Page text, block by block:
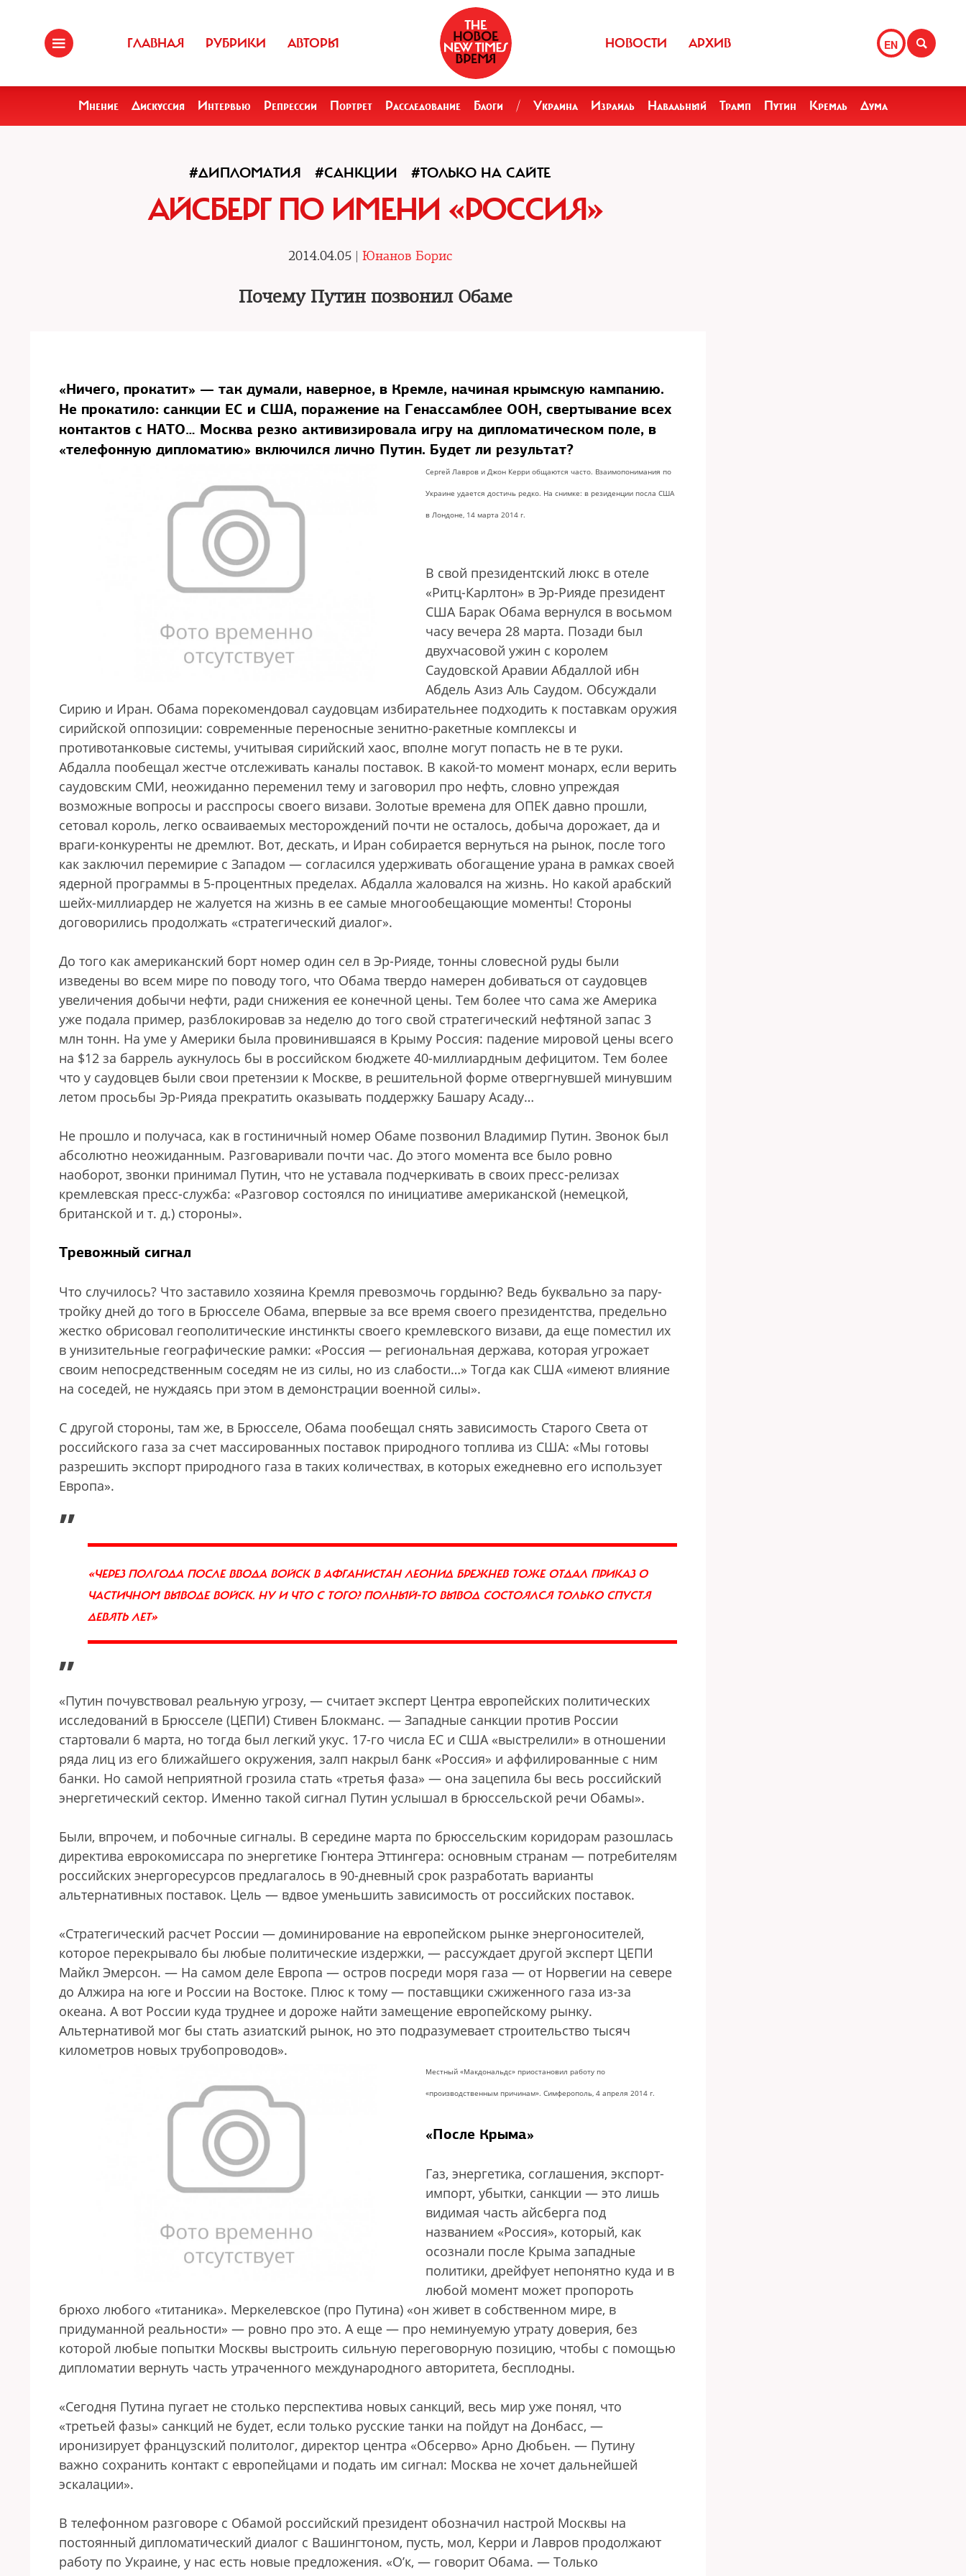
ГЛАВНАЯ РУБРИКИ АВТОРЫ EN
НОВОСТИ АРХИВ
Мнение Дискуссия Интервью Репрессии Портрет Расследование Блоги / Украина Израиль Навальный Трамп Путин Кремль Дума
#ДИПЛОМАТИЯ #САНКЦИИ #ТОЛЬКО НА САЙТЕ
АЙСБЕРГ ПО ИМЕНИ «РОССИЯ»
2014.04.05 | Юнанов Борис
Почему Путин позвонил Обаме
«Ничего, прокатит» — так думали, наверное, в Кремле, начиная крымскую кампанию.
Не прокатило: санкции ЕС и США, поражение на Генассамблее ООН, свертывание всех
контактов с НАТО… Москва резко активизировала игру на дипломатическом поле, в
«телефонную дипломатию» включился лично Путин. Будет ли результат?
Сергей Лавров и Джон Керри общаются часто. Взаимопонимания по
Украине удается достичь редко. На снимке: в резиденции посла США
в Лондоне, 14 марта 2014 г.
В свой президентский люкс в отеле
«Ритц-Карлтон» в Эр-Рияде президент
США Барак Обама вернулся в восьмом
часу вечера 28 марта. Позади был
двухчасовой ужин с королем
Саудовской Аравии Абдаллой ибн
Абдель Азиз Аль Саудом. Обсуждали
Сирию и Иран. Обама порекомендовал саудовцам избирательнее подходить к поставкам оружия
сирийской оппозиции: современные переносные зенитно-ракетные комплексы и
противотанковые системы, учитывая сирийский хаос, вполне могут попасть не в те руки.
Абдалла пообещал жестче отслеживать каналы поставок. В какой-то момент монарх, если верить
саудовским СМИ, неожиданно переменил тему и заговорил про нефть, словно упреждая
возможные вопросы и расспросы своего визави. Золотые времена для ОПЕК давно прошли,
сетовал король, легко осваиваемых месторождений почти не осталось, добыча дорожает, да и
враги-конкуренты не дремлют. Вот, дескать, и Иран собирается вернуться на рынок, после того
как заключил перемирие с Западом — согласился удерживать обогащение урана в рамках своей
ядерной программы в 5-процентных пределах. Абдалла жаловался на жизнь. Но какой арабский
шейх-миллиардер не жалуется на жизнь в ее самые многообещающие моменты! Стороны
договорились продолжать «стратегический диалог».
До того как американский борт номер один сел в Эр-Рияде, тонны словесной руды были
изведены во всем мире по поводу того, что Обама твердо намерен добиваться от саудовцев
увеличения добычи нефти, ради снижения ее конечной цены. Тем более что сама же Америка
уже подала пример, разблокировав за неделю до того свой стратегический нефтяной запас 3
млн тонн. На уме у Америки была провинившаяся в Крыму Россия: падение мировой цены всего
на $12 за баррель аукнулось бы в российском бюджете 40-миллиардным дефицитом. Тем более
что у саудовцев были свои претензии к Москве, в решительной форме отвергнувшей минувшим
летом просьбы Эр-Рияда прекратить оказывать поддержку Башару Асаду…
Не прошло и получаса, как в гостиничный номер Обаме позвонил Владимир Путин. Звонок был
абсолютно неожиданным. Разговаривали почти час. До этого момента все было ровно
наоборот, звонки принимал Путин, что не уставала подчеркивать в своих пресс-релизах
кремлевская пресс-служба: «Разговор состоялся по инициативе американской (немецкой,
британской и т. д.) стороны».
Тревожный сигнал
Что случилось? Что заставило хозяина Кремля превозмочь гордыню? Ведь буквально за пару-
тройку дней до того в Брюсселе Обама, впервые за все время своего президентства, предельно
жестко обрисовал геополитические инстинкты своего кремлевского визави, да еще поместил их
в унизительные географические рамки: «Россия — региональная держава, которая угрожает
своим непосредственным соседям не из силы, но из слабости…» Тогда как США «имеют влияние
на соседей, не нуждаясь при этом в демонстрации военной силы».
С другой стороны, там же, в Брюсселе, Обама пообещал снять зависимость Старого Света от
российского газа за счет массированных поставок природного топлива из США: «Мы готовы
разрешить экспорт природного газа в таких количествах, в которых ежедневно его использует
Европа».
„
«ЧЕРЕЗ ПОЛГОДА ПОСЛЕ ВВОДА ВОЙСК В АФГАНИСТАН ЛЕОНИД БРЕЖНЕВ ТОЖЕ ОТДАЛ ПРИКАЗ О
ЧАСТИЧНОМ ВЫВОДЕ ВОЙСК. НУ И ЧТО С ТОГО? ПОЛНЫЙ-ТО ВЫВОД СОСТОЯЛСЯ ТОЛЬКО СПУСТЯ
ДЕВЯТЬ ЛЕТ»
”
«Путин почувствовал реальную угрозу, — считает эксперт Центра европейских политических
исследований в Брюсселе (ЦЕПИ) Стивен Блокманс. — Западные санкции против России
стартовали 6 марта, но тогда был легкий укус. 17-го числа ЕС и США «выстрелили» в отношении
ряда лиц из его ближайшего окружения, залп накрыл банк «Россия» и аффилированные с ним
банки. Но самой неприятной грозила стать «третья фаза» — она зацепила бы весь российский
энергетический сектор. Именно такой сигнал Путин услышал в брюссельской речи Обамы».
Были, впрочем, и побочные сигналы. В середине марта по брюссельским коридорам разошлась
директива еврокомиссара по энергетике Гюнтера Эттингера: основным странам — потребителям
российских энергоресурсов предлагалось в 90-дневный срок разработать варианты
альтернативных поставок. Цель — вдвое уменьшить зависимость от российских поставок.
«Стратегический расчет России — доминирование на европейском рынке энергоносителей,
которое перекрывало бы любые политические издержки, — рассуждает другой эксперт ЦЕПИ
Майкл Эмерсон. — На самом деле Европа — остров посреди моря газа — от Норвегии на севере
до Алжира на юге и России на Востоке. Плюс к тому — поставщики сжиженного газа из-за
океана. А вот России куда труднее и дороже найти замещение европейскому рынку.
Альтернативой мог бы стать азиатский рынок, но это подразумевает строительство тысяч
километров новых трубопроводов».
Местный «Макдональдс» приостановил работу по
«производственным причинам». Симферополь, 4 апреля 2014 г.
«После Крыма»
Газ, энергетика, соглашения, экспорт-
импорт, убытки, санкции — это лишь
видимая часть айсберга под
названием «Россия», который, как
осознали после Крыма западные
политики, дрейфует непонятно куда и в
любой момент может пропороть
брюхо любого «титаника». Меркелевское (про Путина) «он живет в собственном мире, в
придуманной реальности» — ровно про это. А еще — про неминуемую утрату доверия, без
которой любые попытки Москвы выстроить сильную переговорную позицию, чтобы с помощью
дипломатии вернуть часть утраченного международного авторитета, бесплодны.
«Сегодня Путина пугает не столько перспектива новых санкций, весь мир уже понял, что
«третьей фазы» санкций не будет, если только русские танки на пойдут на Донбасс, —
иронизирует французский политолог, директор центра «Обсерво» Арно Дюбьен. — Путину
важно сохранить контакт с европейцами и подать им сигнал: Москва не хочет дальнейшей
эскалации».
В телефонном разговоре с Обамой российский президент обозначил настрой Москвы на
постоянный дипломатический диалог с Вашингтоном, пусть, мол, Керри и Лавров продолжают
работу по Украине, у нас есть новые предложения. «О’к, — говорит Обама. — Только